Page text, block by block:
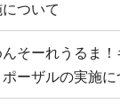
ついて
そーれうるま
ーザルの実施に